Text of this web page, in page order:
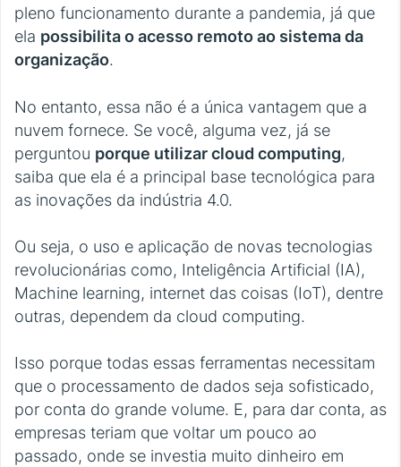
pleno funcionamento durante a pandemia, já que
ela possibilita o acesso remoto ao sistema da
organização.
No entanto, essa não é a única vantagem que a
nuvem fornece. Se você, alguma vez, já se
perguntou porque utilizar cloud computing,
saiba que ela é a principal base tecnológica para
as inovações da indústria 4.0.
Ou seja, o uso e aplicação de novas tecnologias
revolucionárias como, Inteligência Artificial (IA),
Machine learning, internet das coisas (IoT), dentre
outras, dependem da cloud computing.
Isso porque todas essas ferramentas necessitam
que o processamento de dados seja sofisticado,
por conta do grande volume. E, para dar conta, as
empresas teriam que voltar um pouco ao
passado, onde se investia muito dinheiro em